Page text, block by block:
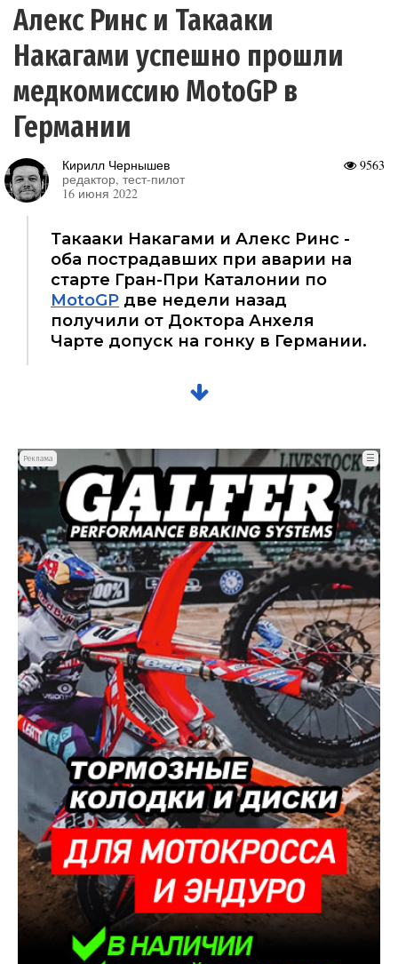
Алекс Ринс и Такааки
Накагами успешно прошли
медкомиссию MotoGP в
Германии
9563
Кирилл Чернышев
редактор, тест-пилот
16 июня 2022
Такааки Накагами и Алекс Ринс -
оба пострадавших при аварии на
старте Гран-При Каталонии по
MotoGP две недели назад
получили от Доктора Анхеля
Чарте допуск на гонку в Германии.
Реклама ☰